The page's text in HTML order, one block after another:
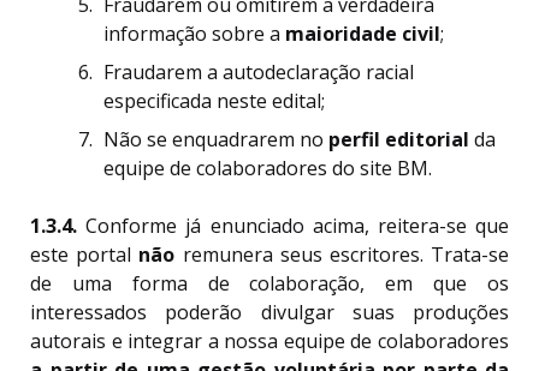
informação sobre a maioridade civil;
Fraudarem a autodeclaração racial
especificada neste edital;
Não se enquadrarem no perfil editorial da
equipe de colaboradores do site BM.
1.3.4. Conforme já enunciado acima, reitera-se que
este portal não remunera seus escritores. Trata-se
de uma forma de colaboração, em que os
interessados poderão divulgar suas produções
autorais e integrar a nossa equipe de colaboradores